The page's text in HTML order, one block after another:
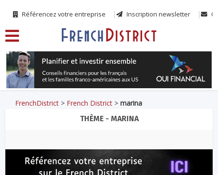
Référencez votre entreprise Inscription newsletter
FrenchDistrict > French District >marina
THÈME - MARINA